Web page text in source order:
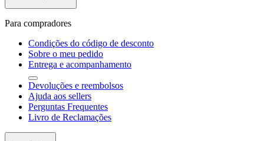
Para compradores
Condições do código de desconto
Sobre o meu pedido
Entrega e acompanhamento
Devoluções e reembolsos
Ajuda aos sellers
Perguntas Frequentes
Livro de Reclamações